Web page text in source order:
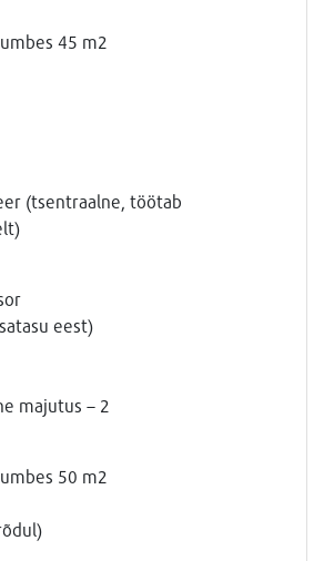
45 m2
(tsentraalne, töötab
eest)
majutus – 2
50 m2